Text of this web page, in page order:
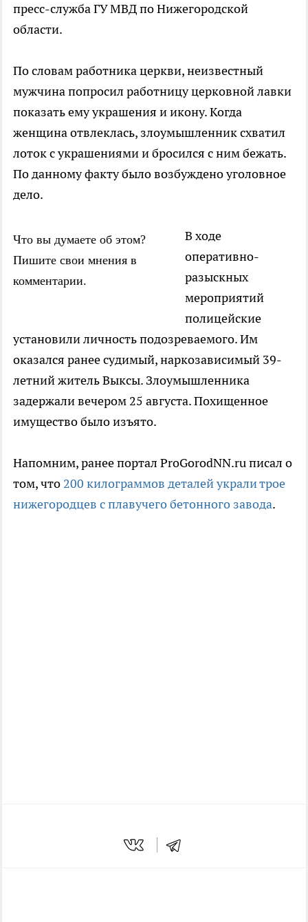
пресс-служба ГУ МВД по Нижегородской
области.
По словам работника церкви, неизвестный
мужчина попросил работницу церковной лавки
показать ему украшения и икону. Когда
женщина отвлеклась, злоумышленник схватил
лоток с украшениями и бросился с ним бежать.
По данному факту было возбуждено уголовное
дело.
Что вы думаете об этом?
Пишите свои мнения в
комментарии.
В ходе
оперативно-
разыскных
мероприятий
полицейские
установили личность подозреваемого. Им
оказался ранее судимый, наркозависимый 39-
летний житель Выксы. Злоумышленника
задержали вечером 25 августа. Похищенное
имущество было изъято.
Напомним, ранее портал ProGorodNN.ru писал о
том, что 200 килограммов деталей украли трое
нижегородцев с плавучего бетонного завода.